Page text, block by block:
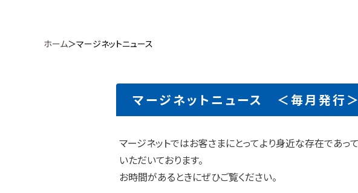
ホーム＞マージネットニュース
マージネットニュース ＜毎月発行＞
マージネットではお客さまにとってより身近な存在であ
いただいております。
お時間があるときにぜひご覧ください。